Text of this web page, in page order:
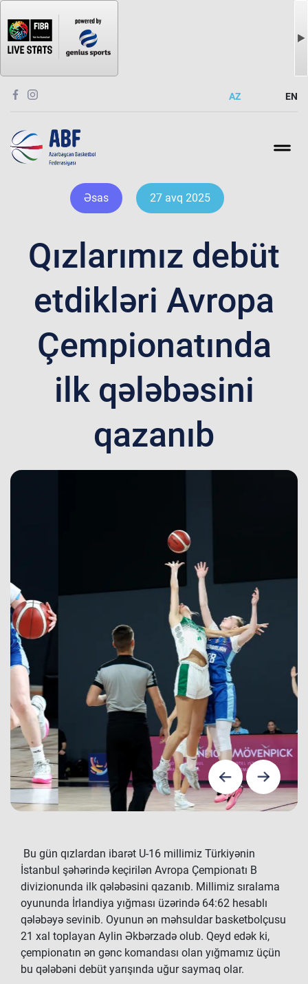
AZ EN
Əsas 27 avq 2025
Qızlarımız debüt
etdikləri Avropa
Çempionatında
ilk qələbəsini
qazanıb
Bu gün qızlardan ibarət U-16 millimiz Türkiyənin
İstanbul şəhərində keçirilən Avropa Çempionatı B
divizionunda ilk qələbəsini qazanıb. Millimiz sıralama
oyununda İrlandiya yığması üzərində 64:62 hesablı
qələbəyə sevinib. Oyunun ən məhsuldar basketbolçusu
21 xal toplayan Aylin Əkbərzadə olub. Qeyd edək ki,
çempionatın ən gənc komandası olan yığmamız üçün
bu qələbəni debüt yarışında uğur saymaq olar.